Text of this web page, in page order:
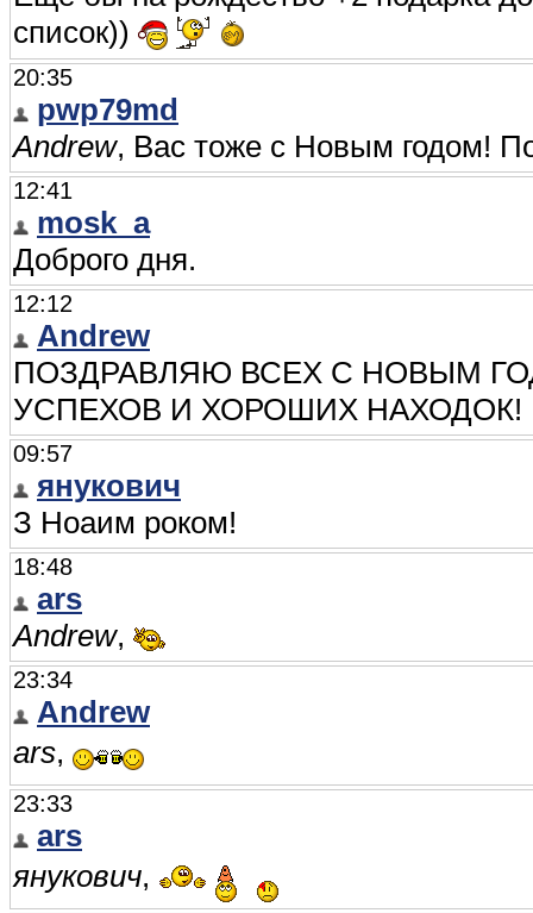
список))
20:35
pwp79md
Andrew, Вас тоже с Новым годом!
12:41
mosk_a
Доброго дня.
12:12
Andrew
ПОЗДРАВЛЯЮ ВСЕХ С НОВЫМ
УСПЕХОВ И ХОРОШИХ
09:57
янукович
З Ноаим роком!
18:48
ars
Andrew,
23:34
Andrew
ars,
23:33
ars
янукович,